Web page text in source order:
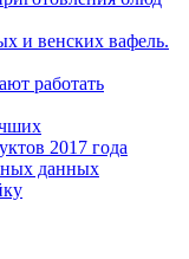
и венских вафель.
работать
2017 года
данных